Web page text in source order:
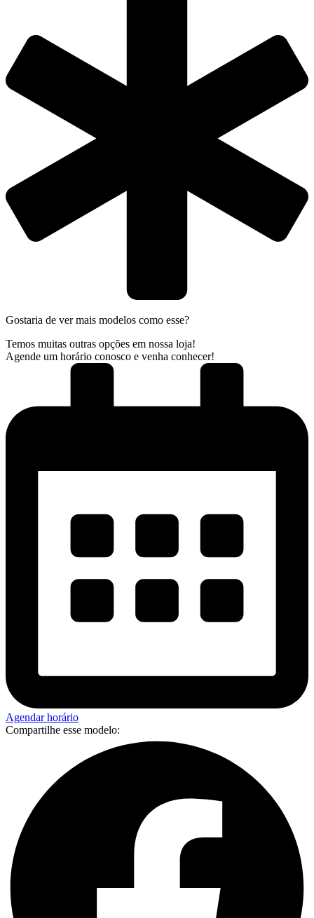
Gostaria de ver mais modelos como esse?
Temos muitas outras opções em nossa loja!
Agende um horário conosco e venha conhecer!
Agendar horário
Compartilhe esse modelo: